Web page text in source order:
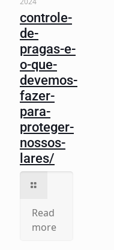
controle-
de-
pragas-e-
o-que-
devemos-
fazer-
para-
proteger-
nossos-
lares/
Read
more